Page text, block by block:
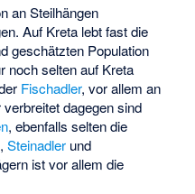
an Steilhängen
Auf Kreta lebt fast die
geschätzten Population
noch selten auf Kreta
Fischadler, vor allem an
verbreitet dagegen sind
, ebenfalls selten die
,Steinadler und
ist vor allem die